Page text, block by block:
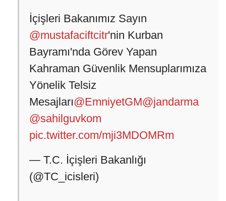
İçişleri Bakanımız Sayın
@mustafaciftcitr'nin Kurban
Bayramı'nda Görev Yapan
Kahraman Güvenlik Mensuplarımıza
Yönelik Telsiz
Mesajları@EmniyetGM@jandarma
@sahilguvkom
pic.twitter.com/mji3MDOMRm
— T.C. İçişleri Bakanlığı
(@TC_icisleri)